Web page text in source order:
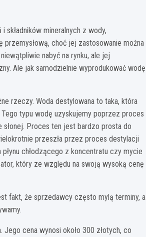
mineralnych z wody,
przemysłową, choć jej zastosowanie można
nabyć na rynku, ale jej
Ale jak samodzielnie wyprodukować wodę
rzeczy. Woda destylowana to taka, która
typu wodę uzyskujemy poprzez proces
Proces ten jest bardzo prosta do
przeszła przez proces destylacji
chłodzącego z koncentratu czy mycie
który ze względu na swoją wysoką cenę
fakt, że sprzedawcy często mylą terminy, a
cena wynosi około 300 złotych, co